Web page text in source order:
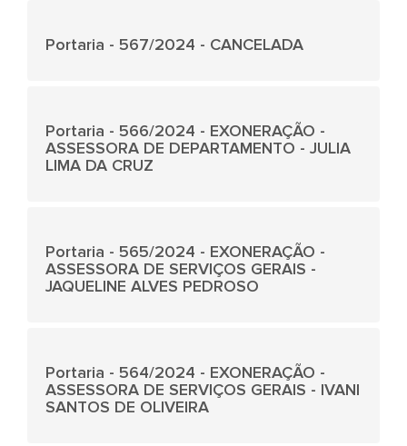
Portaria - 567/2024 - CANCELADA
Portaria - 566/2024 - EXONERAÇÃO -
ASSESSORA DE DEPARTAMENTO - JULIA
LIMA DA CRUZ
Portaria - 565/2024 - EXONERAÇÃO -
ASSESSORA DE SERVIÇOS GERAIS -
JAQUELINE ALVES PEDROSO
Portaria - 564/2024 - EXONERAÇÃO -
ASSESSORA DE SERVIÇOS GERAIS - IVANI
SANTOS DE OLIVEIRA